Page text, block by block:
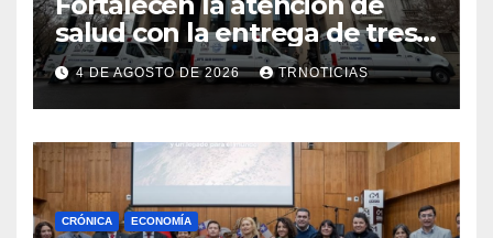
salud con la entrega de tres
nuevas ambulancias para
Cauquenes y Sagrada Familia
4 DE AGOSTO DE 2026 TRNOTICIAS
CRÓNICA ECONOMÍA